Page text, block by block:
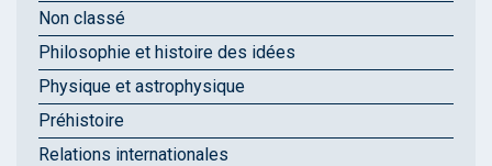
Non classé
Philosophie et histoire des idées
Physique et astrophysique
Préhistoire
Relations internationales